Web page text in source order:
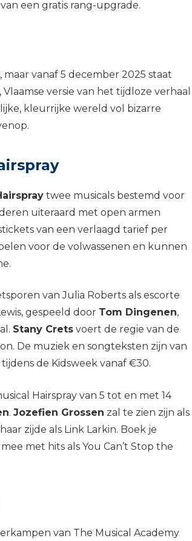
een gratis rang-upgrade.
vanaf 5 december 2025 staat
versie van het tijdloze verhaal
kleurrijke wereld vol bizarre
twee musicals bestemd voor
uiteraard met open armen
van een verlaagd tarief per
voor de volwassenen en kunnen
van Julia Roberts als escorte
gespeeld door Tom Dingenen,
Stany Cretsvoert de regie van de
De muziek en songteksten zijn van
de Kidsweek vanaf €30.
Hairspray van 5 tot en met 14
. Jozefien Grossen zal te zien zijn als
zijde als Link Larkin. Boek je
met hits als You Can’t Stop the
van The Musical Academy